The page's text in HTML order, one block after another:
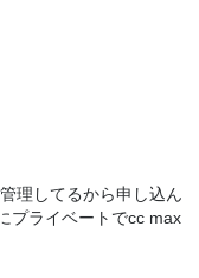
理してるから申し込ん
プライベートでcc max